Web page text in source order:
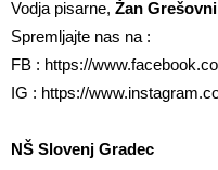
Vodja pisarne, Žan
Spremljajte nas na :
FB : https://
IG : https://
NŠ Slovenj Gradec